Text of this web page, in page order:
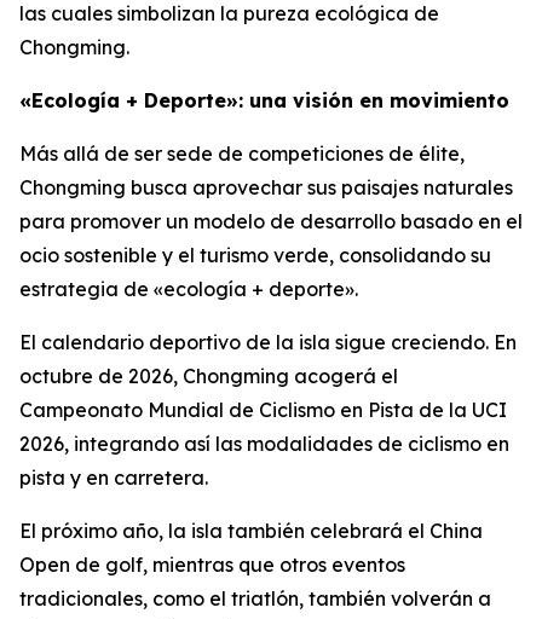
las cuales simbolizan la pureza ecológica de
Chongming.
«Ecología + Deporte»: una visión en movimiento
Más allá de ser sede de competiciones de élite,
Chongming busca aprovechar sus paisajes naturales
para promover un modelo de desarrollo basado en el
ocio sostenible y el turismo verde, consolidando su
estrategia de «ecología + deporte».
El calendario deportivo de la isla sigue creciendo. En
octubre de 2026, Chongming acogerá el
Campeonato Mundial de Ciclismo en Pista de la UCI
2026, integrando así las modalidades de ciclismo en
pista y en carretera.
El próximo año, la isla también celebrará el China
Open de golf, mientras que otros eventos
tradicionales, como el triatlón, también volverán a